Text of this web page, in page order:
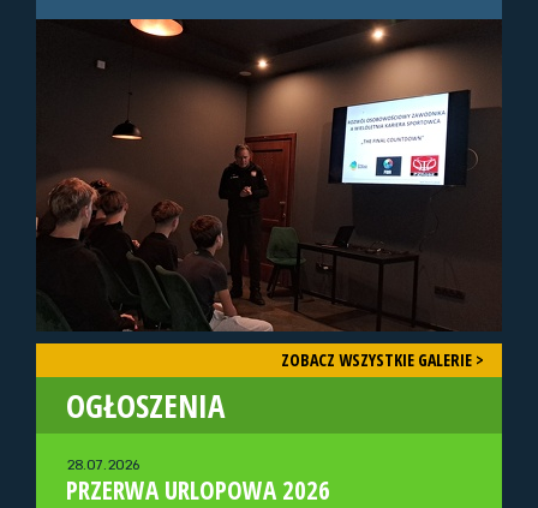
ZOBACZ WSZYSTKIE GALERIE >
OGŁOSZENIA
28.07.2026
PRZERWA URLOPOWA 2026